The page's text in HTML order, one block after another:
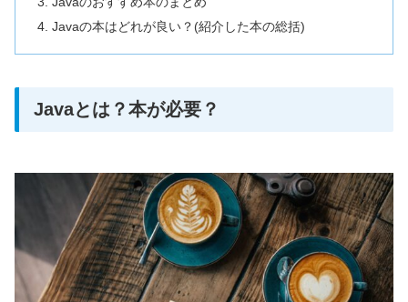
Javaの本はどれが良い？(紹介した本の総括)
Javaとは？本が必要？